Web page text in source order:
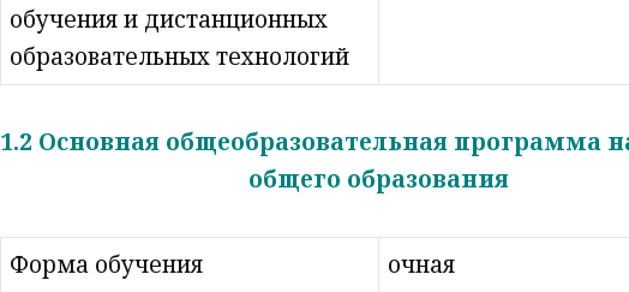
обучения и дистанционных
образовательных технологий
1.2 Основная общеобразовательная программа
общего образования
Форма обучения
очная